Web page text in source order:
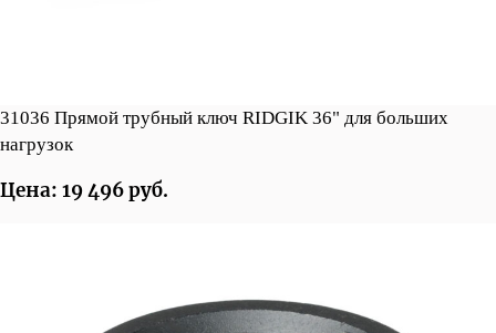
31036 Прямой трубный ключ RIDGIK 36" для больших
нагрузок
Цена: 19 496 руб.